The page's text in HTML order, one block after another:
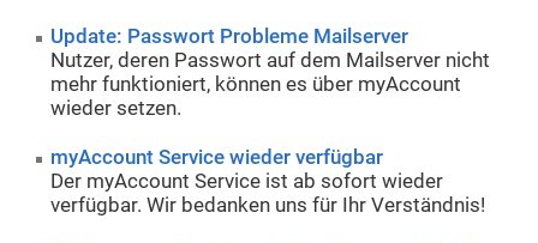
Update: Passwort Probleme Mailserver
Nutzer, deren Passwort auf dem Mailserver nicht
mehr funktioniert, können es über myAccount
wieder setzen.
myAccount Service wieder verfügbar
Der myAccount Service ist ab sofort wieder
verfügbar. Wir bedanken uns für Ihr Verständnis!